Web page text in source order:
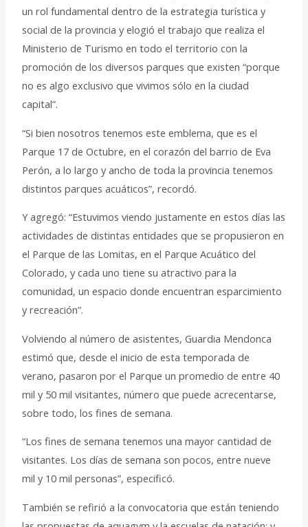
un rol fundamental dentro de la estrategia turística y
social de la provincia y elogió el trabajo que realiza el
Ministerio de Turismo en todo el territorio con la
promoción de los diversos parques que existen “porque
no es algo exclusivo que vivimos sólo en la ciudad
capital”.
“Si bien nosotros tenemos este emblema, que es el
Parque 17 de Octubre, en el corazón del barrio de Eva
Perón, a lo largo y ancho de toda la provincia tenemos
distintos parques acuáticos”, recordó.
Y agregó: “Estuvimos viendo justamente en estos días las
actividades de distintas entidades que se propusieron en
el Parque de las Lomitas, en el Parque Acuático del
Colorado, y cada uno tiene su atractivo para la
comunidad, un espacio donde encuentran esparcimiento
y recreación”.
Volviendo al número de asistentes, Guardia Mendonca
estimó que, desde el inicio de esta temporada de
verano, pasaron por el Parque un promedio de entre 40
mil y 50 mil visitantes, número que puede acrecentarse,
sobre todo, los fines de semana.
“Los fines de semana tenemos una mayor cantidad de
visitantes. Los días de semana son pocos, entre nueve
mil y 10 mil personas”, especificó.
También se refirió a la convocatoria que están teniendo